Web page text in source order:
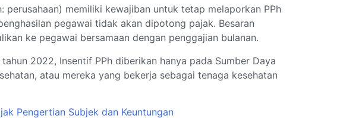
perusahaan) memiliki kewajiban untuk tetap melaporkan PPh
pegawai tidak akan dipotong pajak. Besaran
ke pegawai bersamaan dengan penggajian bulanan.
tahun 2022, Insentif PPh diberikan hanya pada Sumber Daya
atau mereka yang bekerja sebagai tenaga kesehatan
Pengertian Subjek dan Keuntungan